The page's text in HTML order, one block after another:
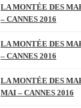
LA MONTÉE DES
– CANNES 2016
LA MONTÉE DES
– CANNES 2016
LA MONTÉE DES
MAI – CANNES 2016